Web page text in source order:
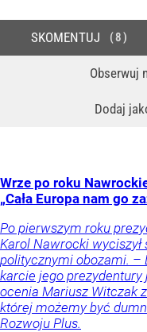
Obserwuj
Dodaj
SKOMENTUJ 8
Wrze po roku
„Cała Europa nam go
Po pierwszym roku
Karol Nawrocki
politycznymi obozami. –
karcie jego prezydentury
ocenia Mariusz Witczak
której możemy być
Rozwoju Plus.